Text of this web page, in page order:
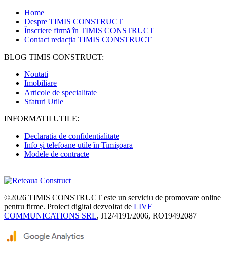
Home
Despre TIMIS CONSTRUCT
Înscriere firmă în TIMIS CONSTRUCT
Contact redacția TIMIS CONSTRUCT
BLOG TIMIS CONSTRUCT:
Noutati
Imobiliare
Articole de specialitate
Sfaturi Utile
INFORMATII UTILE:
Declaratia de confidentialitate
Info și telefoane utile în Timișoara
Modele de contracte
©2026 TIMIS CONSTRUCT este un serviciu de promovare online
pentru firme. Proiect digital dezvoltat de LIVE
COMMUNICATIONS SRL, J12/4191/2006, RO19492087